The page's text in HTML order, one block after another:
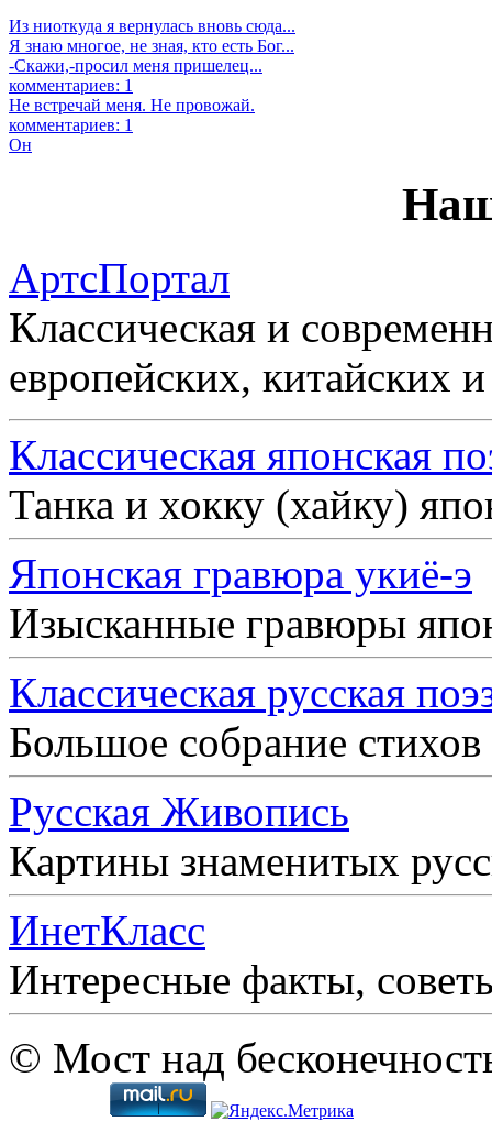
Из ниоткуда я вернулась вновь сюда...
Я знаю многое, не зная, кто есть Бог...
-Скажи,-просил меня пришелец...
комментариев: 1
Не встречай меня. Не провожай.
комментариев: 1
Он
АртсПортал
Классическая и
европейских, китайских
Классическая японская
Танка и хокку (хайку)
Японская гравюра укиё-э
Изысканные гравюры
Классическая русская
Большое собрание
Русская Живопись
Картины знаменитых
ИнетКласс
Интересные факты,
© Мост над